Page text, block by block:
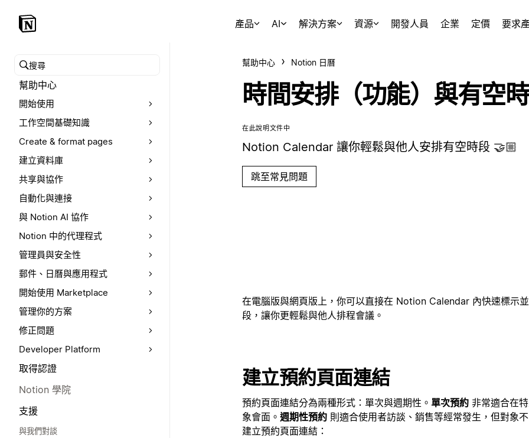
產品 AI 解決方案 資源 開發人員 企業 定價 要求
搜尋幫助中心
幫助中心
開始使用
工作空間基礎知識
Create & format pages
建立資料庫
共享與協作
自動化與連接
與 Notion AI 協作
Notion 中的代理程式
管理員與安全性
郵件、日曆與應用程式
開始使用 Marketplace
管理你的方案
修正問題
Developer Platform
取得認證
Notion 學院
支援
與我們對談
幫助中心 Notion 日曆
時間安排（功能）與有空
在此說明文件中
Notion Calendar 讓你輕鬆與他人安排有空時段 🤝🏼
跳至常見問題
在電腦版與網頁版上，你可以直接在 Notion Calendar 內快速標示
段，讓你更輕鬆與他人排程會議。
建立預約頁面連結
預約頁面連結分為兩種形式：單次與週期性。 單次預約 非常適合在
象會面。 週期性預約 則適合使用者訪談、銷售等經常發生，但對象
建立預約頁面連結：